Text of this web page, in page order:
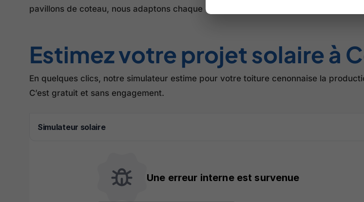
pavillons de coteau, nous adaptons chaque dimensionnement à la réalité de votre
Estimez votre projet solaire à
En quelques clics, notre simulateur estime pour votre toiture cenonnaise la
C’est gratuit et sans engagement.